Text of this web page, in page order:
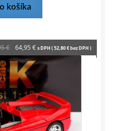
košíka
€
Pôvodná
cena
bola:
79,95 €.
64,95 €Aktuálna
cena
je:
s DPH (52,80€bez DPH )